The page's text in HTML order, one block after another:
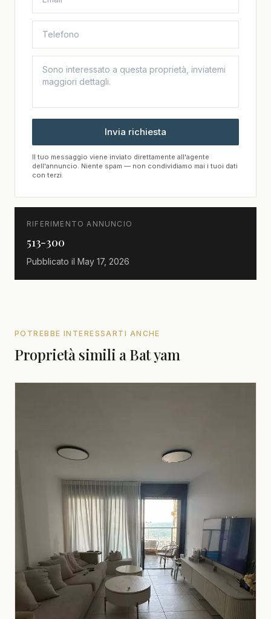
Invia richiesta
Il tuo messaggio viene inviato direttamente all'agente
dell'annuncio. Niente spam — non condividiamo mai i tuoi dati
con terzi.
RIFERIMENTO ANNUNCIO
513-300
Pubblicato il May 17, 2026
POTREBBE INTERESSARTI ANCHE
Proprietà simili a Bat yam